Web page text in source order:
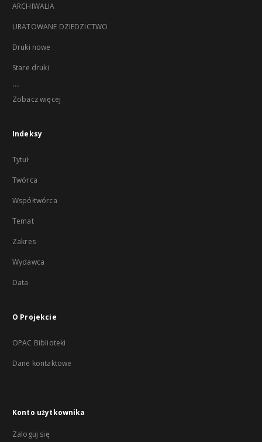
ARCHIWALIA
URATOWANE DZIEDZICTWO
Druki nowe
Stare druki
...
Zobacz więcej
Indeksy
Tytuł
Twórca
Współtwórca
Temat
Zakres
Wydawca
Data
O Projekcie
OPAC Biblioteki
Dane kontaktowe
Konto użytkownika
Zaloguj się